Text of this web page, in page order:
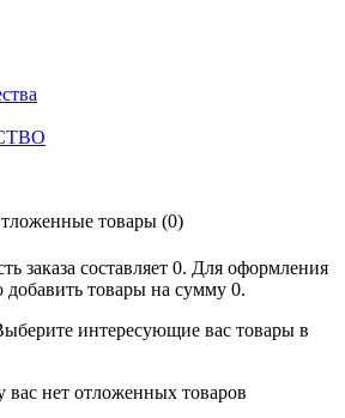
товары (0)
заказа составляет 0. Для оформления
добавить товары на сумму 0.
интересующие вас товары в
нет отложенных товаров